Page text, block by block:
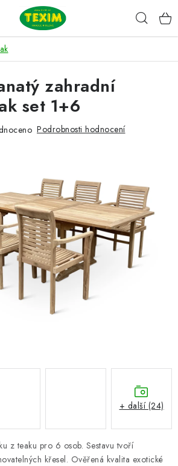
z teaku pro 6 osob. Sestavu tvoří
křesel. Ověřená kvalita exotické
zahradní
set 1+6
Podrobnosti hodnocení
+ další (24)